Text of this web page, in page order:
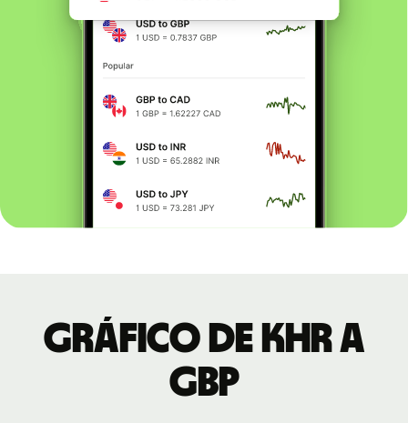
Gráfico de KHR a
GBP